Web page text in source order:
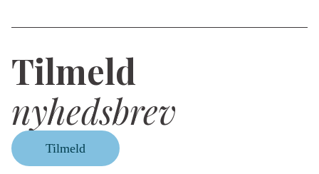
Tilmeld
nyhedsbrev
Tilmeld